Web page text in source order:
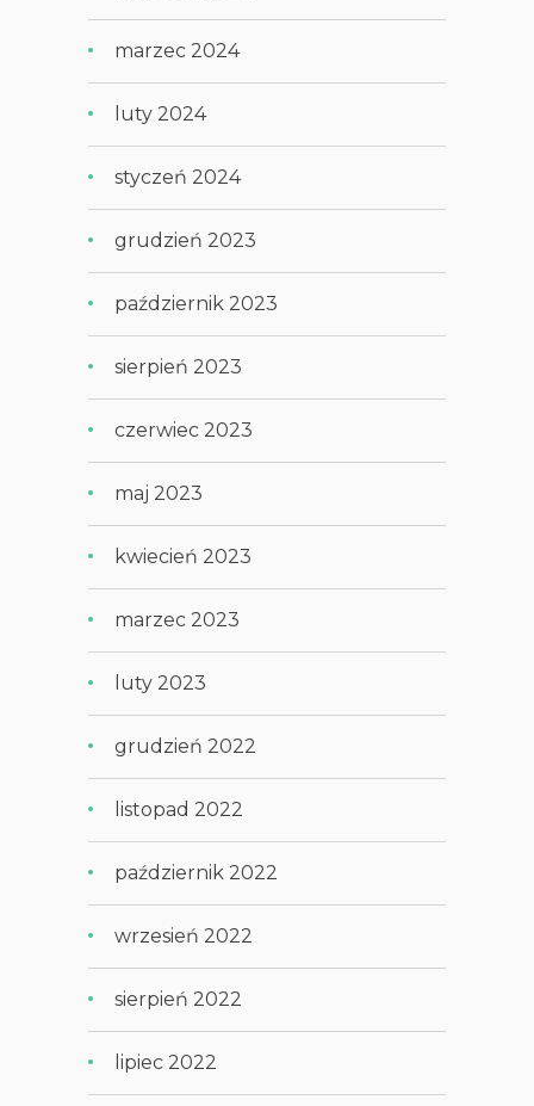
marzec 2024
luty 2024
styczeń 2024
grudzień 2023
październik 2023
sierpień 2023
czerwiec 2023
maj 2023
kwiecień 2023
marzec 2023
luty 2023
grudzień 2022
listopad 2022
październik 2022
wrzesień 2022
sierpień 2022
lipiec 2022